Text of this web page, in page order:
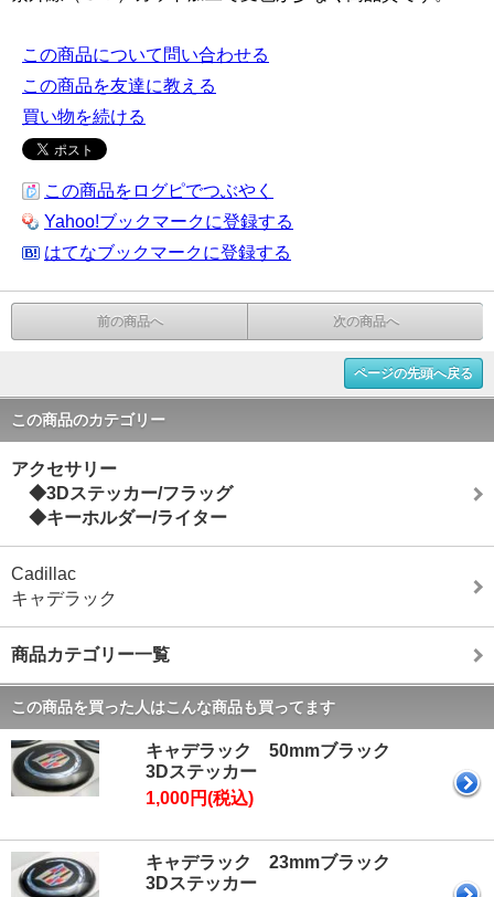
この商品について問い合わせる
この商品を友達に教える
買い物を続ける
この商品をログピでつぶやく
Yahoo!ブックマークに登録する
はてなブックマークに登録する
前の商品へ 次の商品へ
ページの先頭へ戻る
この商品のカテゴリー
アクセサリー
◆3Dステッカー/フラッグ
◆キーホルダー/ライター
Cadillac
キャデラック
商品カテゴリー一覧
この商品を買った人はこんな商品も買ってます
キャデラック 50mmブラック
3Dステッカー
1,000円(税込)
キャデラック 23mmブラック
3Dステッカー